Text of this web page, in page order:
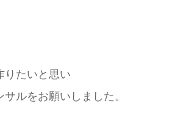
りたいと思い
ルをお願いしました。